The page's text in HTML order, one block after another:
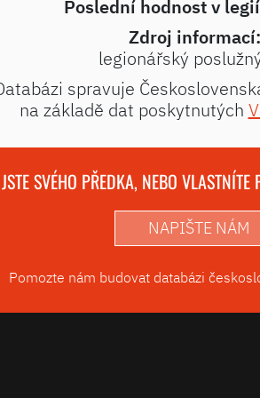
Poslední hodnost v
Zdroj informací:
legionářský
spravuje
na základě dat poskytnutých
SVÉHO PŘEDKA, NEBO
NAPIŠTE NÁM
Pomozte nám budovat databázi